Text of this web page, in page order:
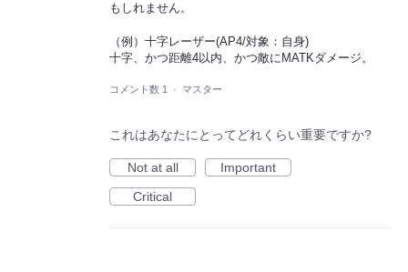
もしれません。
（例）十字レーザー(AP4/対象：自身)
十字、かつ距離4以内、かつ敵にMATKダメージ。
コメント数 1 · マスター
これはあなたにとってどれくらい重要ですか?
Not at all
Important
Critical